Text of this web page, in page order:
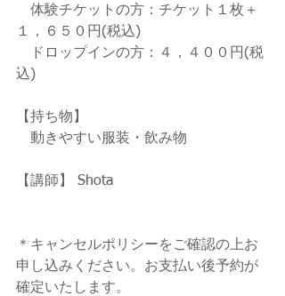
体験チケットの方：チケット１枚＋
１，６５０円(税込)
ドロップインの方：４，４００円(税
込)
【持ち物】
動きやすい服装・飲み物
【講師】 Shota
＊キャンセルポリシーをご確認の上お
申し込みください。お支払い後予約が
確定いたします。